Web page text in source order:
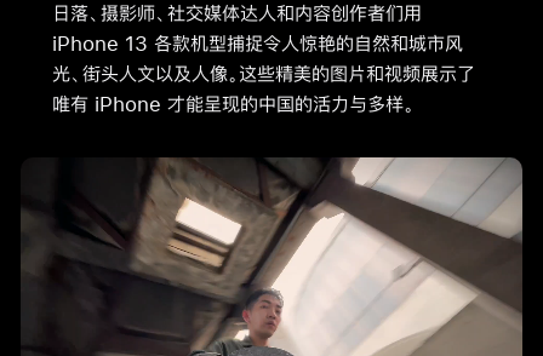
日落、摄影师、社交媒体达人和内容创作者们用
iPhone 13 各款机型捕捉令人惊艳的自然和城市风
光、街头人文以及人像。这些精美的图片和视频展示了
唯有 iPhone 才能呈现的中国的活力与多样。